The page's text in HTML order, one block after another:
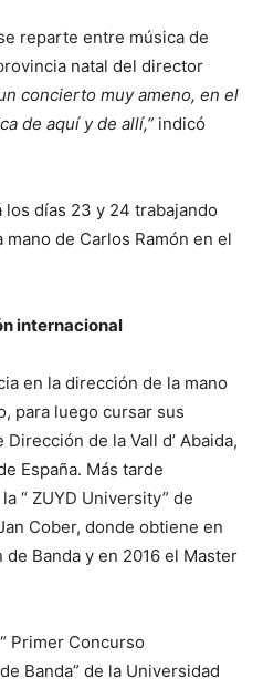
reparte entre música de
natal del director
concierto muy ameno, en el
de aquí y de allí,” indicó
los días 23 y 24 trabajando
de Carlos Ramón en el
internacional
en la dirección de la mano
para luego cursar sus
de la Vall d’ Abaida,
España. Más tarde
“ ZUYD University” de
Cober, donde obtiene en
Banda y en 2016 el Master
Primer Concurso
Banda” de la Universidad